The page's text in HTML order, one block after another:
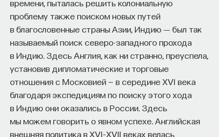
времени, пыталась решить колониальную
проблему также поиском новых путей
в благословенные страны Азии, Индию ― был так
называемый поиск северо-западного прохода
в Индию. Здесь Англия, как ни странно, преуспела,
установив дипломатические и торговые
отношения с Московией — в середине XVI века
благодаря экспедициям по поиску этого хода
в Индию они оказались в России. Здесь
мы можем говорить о явном успехе. Английская
внешняя политика в XVI–XVII веках велась